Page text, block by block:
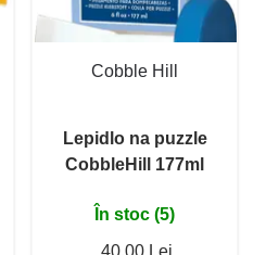
Cobble Hill
Lepidlo na puzzle
CobbleHill 177ml
În stoc (5)
40,00 Lei